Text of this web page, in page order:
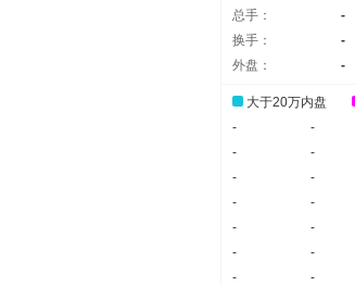
总手： -
换手：
-
外盘：
-
大于20万内盘
-
-
-
-
-
-
-
-
-
-
-
-
-
-